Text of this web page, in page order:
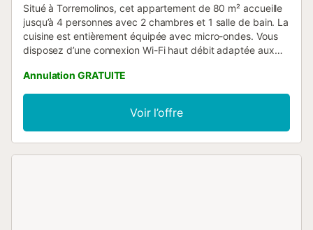
Situé à Torremolinos, cet appartement de 80 m² accueille
jusqu’à 4 personnes avec 2 chambres et 1 salle de bain. La
cuisine est entièrement équipée avec micro-ondes. Vous
disposez d’une connexion Wi-Fi haut débit adaptée aux
chambres, du chauffage par pompe à chaleur, d’une
télévision, de la vidéo à la demande, d’un lave-linge et d’un
espace de travail. L’appartement offre une vue sur la mer
et un accès intérieur sans marches, ainsi qu’un ascenseur.
Lit bébé et chaise haute sont disponibles sur demande.
Annulation GRATUITE
Voir l’offre